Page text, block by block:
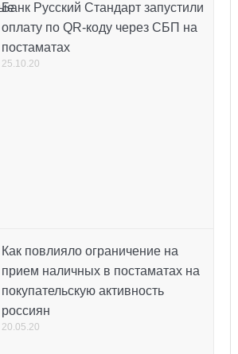
Банк Русский Стандарт запустили
оплату по QR-коду через СБП на
постаматах
25.10.20
Как повлияло ограничение на
прием наличных в постаматах на
покупательскую активность
россиян
20.05.20